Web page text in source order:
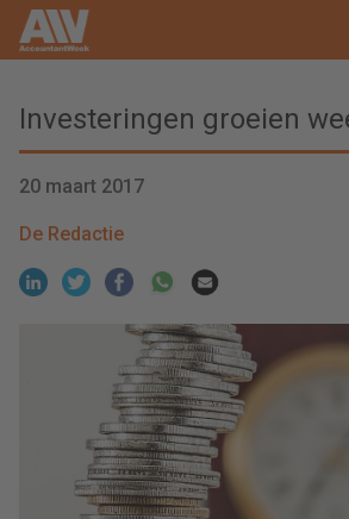
Investeringen groeien
20 maart 2017
De Redactie